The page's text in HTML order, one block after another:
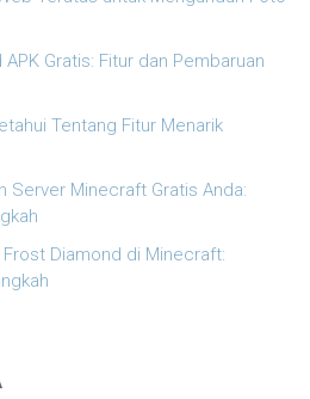
Gratis: Fitur dan Pembaruan
Tentang Fitur Menarik
Server Minecraft Gratis Anda:
Diamond di Minecraft: